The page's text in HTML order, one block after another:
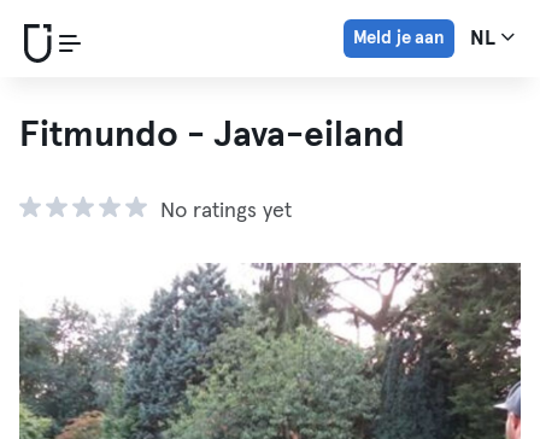
Meld je aan NL
Fitmundo - Java-eiland
No ratings yet